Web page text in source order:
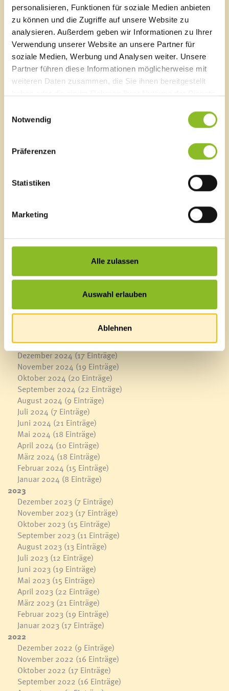
personalisieren, Funktionen für soziale Medien anbieten
zu können und die Zugriffe auf unsere Website zu
analysieren. Außerdem geben wir Informationen zu Ihrer
Verwendung unserer Website an unsere Partner für
soziale Medien, Werbung und Analysen weiter. Unsere
Partner führen diese Informationen möglicherweise mit
weiteren Daten zusammen, die Sie ihnen bereitgestellt
Notwendig
Präferenzen
Statistiken
Marketing
Alle zulassen
Auswahl erlauben
Ablehnen
10. Oktober 2025, wieder ihre Tore in Frastanz und lädt
junge Leute dazu ein, sich über verschiedene
Ausbildungsmöglichkeiten zu informieren.
News Archiv
Juli 2026(7 Einträge)
April 2026(18 Einträge)
Januar 2026
Dezember 2025
November 2025
September 2025(22 Einträge)
(13 Einträge)
Juni 2025(16 Einträge)
(12 Einträge)
März 2025(22 Einträge)
(13 Einträge)
2024
Dezember 2024(17 Einträge)
November 2024 (19 Einträge)
Oktober 2024 (20 Einträge)
September 2024 (22 Einträge)
August 2024 (9 Einträge)
Juli 2024 (7 Einträge)
Juni 2024 (21 Einträge)
Mai 2024 (18 Einträge)
April 2024 (10 Einträge)
März 2024 (18 Einträge)
Februar 2024 (15 Einträge)
Januar 2024 (8 Einträge)
2023
Dezember 2023 (7 Einträge)
November 2023 (17 Einträge)
Oktober 2023 (15 Einträge)
September 2023 (11 Einträge)
August 2023 (13 Einträge)
Juli 2023 (12 Einträge)
Juni 2023 (19 Einträge)
Mai 2023 (15 Einträge)
April 2023 (22 Einträge)
März 2023 (21 Einträge)
Februar 2023 (19 Einträge)
Januar 2023 (17 Einträge)
2022
Dezember 2022 (9 Einträge)
November 2022 (16 Einträge)
Oktober 2022 (17 Einträge)
September 2022 (16 Einträge)